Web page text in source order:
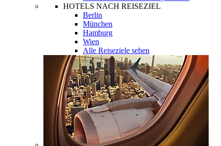
HOTELS NACH REISEZIEL
Berlin
München
Hamburg
Wien
Alle Reiseziele sehen